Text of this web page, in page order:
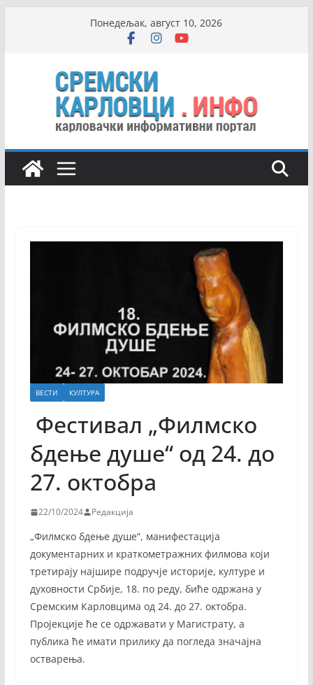
Понедељак, август 10, 2026
ВЕСТИ КУЛТУРА
Фестивал „Филмско
бдење душе“ од 24. до
27. октобра
22/10/2024 Редакција
„Филмско бдење душе“, манифестација
документарних и краткометражних филмова који
третирају најшире подручје историје, културе и
духовности Србије, 18. по реду, биће одржана у
Сремским Карловцима од 24. до 27. октобра.
Пројекције ће се одржавати у Магистрату, а
публика ће имати прилику да погледа значајна
остварења.